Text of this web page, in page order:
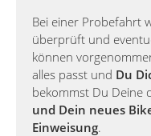
Bei einer Probefahrt
überprüft und
können
alles passt und Du
bekommst Du Deine
und Dein neues
Einweisung.